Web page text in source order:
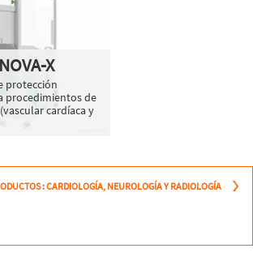
X
protección
procedimientos de
cardíaca y
: CARDIOLOGÍA, NEUROLOGÍA Y RADIOLOGÍA